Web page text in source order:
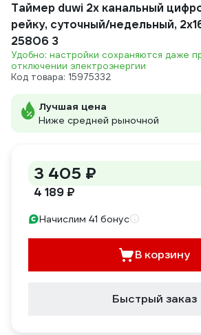
Таймер duwi 2х канальный
рейку, суточный/недельный,
25806 3
Удобно: настройки сохраняются даже
отключении электроэнергии
Код товара: 15975332
Лучшая цена
Ниже средней рыночной
3 405 ₽
4 189 ₽
Начислим 41 бонус
В корзину
Быстрый заказ